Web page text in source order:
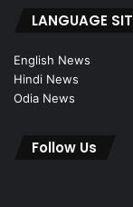
LANGUAGE
English News
Hindi News
Odia News
Follow Us